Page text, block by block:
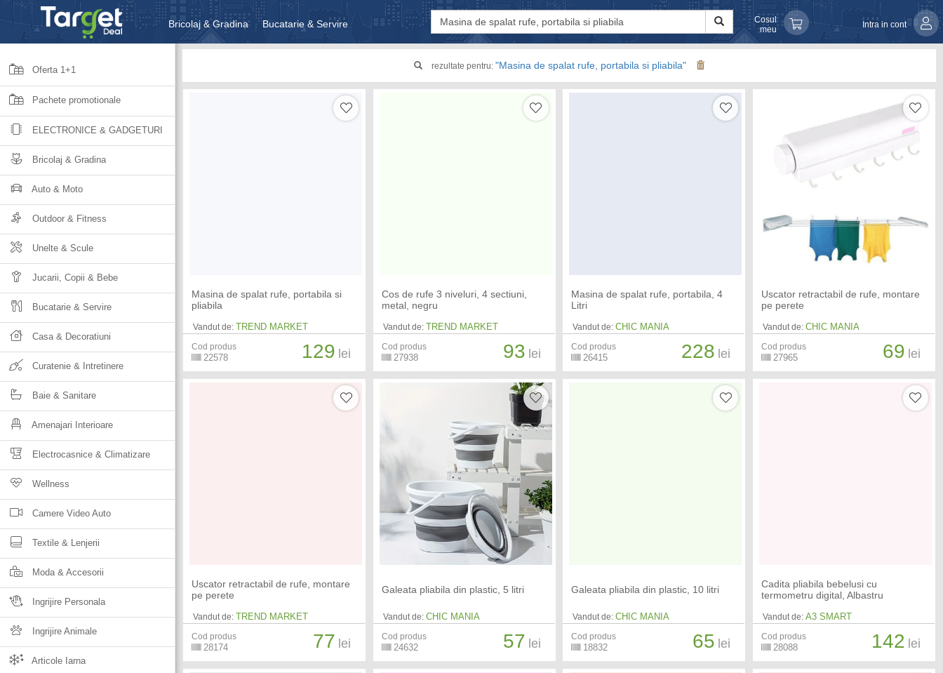
Bricolaj & Gradina Bucatarie & Servire
Unelte & Scule Jucarii, Copii & Bebe
Cosul
meu
Intra in cont
Oferta 1+1
Pachete promotionale
ELECTRONICE & GADGETURI
Bricolaj & Gradina
Auto & Moto
Outdoor & Fitness
Unelte & Scule
Jucarii, Copii & Bebe
Bucatarie & Servire
Casa & Decoratiuni
Curatenie & Intretinere
Baie & Sanitare
Amenajari Interioare
Electrocasnice & Climatizare
Wellness
Camere Video Auto
Textile & Lenjerii
Moda & Accesorii
Ingrijire Personala
Ingrijire Animale
Articole Iarna
rezultate pentru: "Masina de spalat rufe, portabila si pliabila"
Masina de spalat rufe, portabila si
pliabila
Vandut de: TREND MARKET
Cod produs
22578 129 lei
Cos de rufe 3 niveluri, 4 sectiuni,
metal, negru
Vandut de: TREND MARKET
Cod produs
27938 93 lei
Masina de spalat rufe, portabila, 4
Litri
Vandut de: CHIC MANIA
Cod produs
26415 228 lei
Uscator retractabil de rufe, montare
pe perete
Vandut de: CHIC MANIA
Cod produs
27965 69 lei
Uscator retractabil de rufe, montare
pe perete
Vandut de: TREND MARKET
Cod produs
28174 77 lei
Galeata pliabila din plastic, 5 litri
Vandut de: CHIC MANIA
Cod produs
24632 57 lei
Galeata pliabila din plastic, 10 litri
Vandut de: CHIC MANIA
Cod produs
18832 65 lei
Cadita pliabila bebelusi cu
termometru digital, Albastru
Vandut de: A3 SMART
Cod produs
28088 142 lei